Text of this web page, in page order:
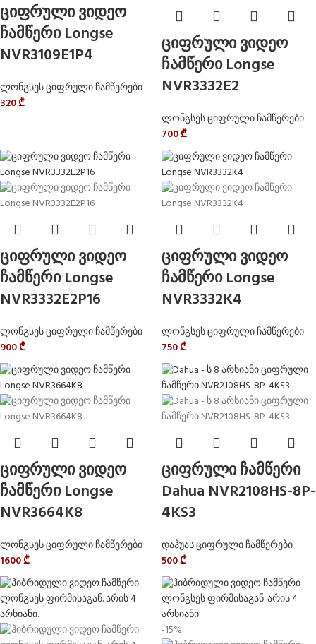
ციფრული ვიდეო
ჩამწერი Longse
NVR3109E1P4
ლონგსეს ციფრული ჩამწერები
320₾
ციფრული ვიდეო
ჩამწერი Longse
NVR3332E2
ლონგსეს ციფრული ჩამწერები
700₾
ციფრული ვიდეო
ჩამწერი Longse
NVR3332E2P16
ლონგსეს ციფრული ჩამწერები
900₾
ციფრული ვიდეო
ჩამწერი Longse
NVR3332K4
ლონგსეს ციფრული ჩამწერები
750₾
ციფრული ვიდეო
ჩამწერი Longse
NVR3664K8
ლონგსეს ციფრული ჩამწერები
1600₾
ციფრული ჩამწერი
Dahua NVR2108HS-8P-
4KS3
დაჰუას ციფრული ჩამწერები
500₾
-15%